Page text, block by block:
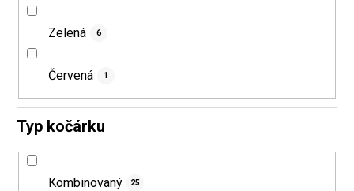
Zelená 6
Červená 1
Typ kočárku
Kombinovaný 25